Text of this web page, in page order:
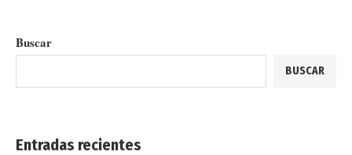
Buscar
BUSCAR
Entradas recientes